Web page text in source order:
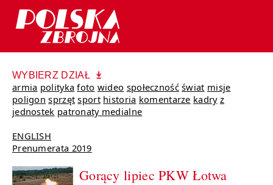
WYBIERZ DZIAŁ
armia polityka foto wideo społeczność świat misje
poligon sprzęt sport historia komentarze kadry z
jednostek patronaty medialne
ENGLISH
Prenumerata 2019
Gorący lipiec PKW Łotwa